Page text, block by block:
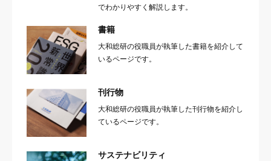
でわかりやすく解説します。
書籍
大和総研の役職員が執筆した書籍を紹介して
いるページです。
刊行物
大和総研の役職員が執筆した刊行物を紹介し
ているページです。
サステナビリティ